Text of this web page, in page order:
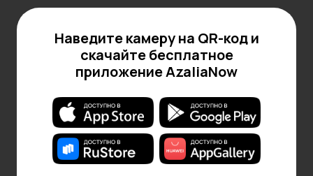
Наведите камеру на QR-код и
скачайте бесплатное
приложение AzaliaNow